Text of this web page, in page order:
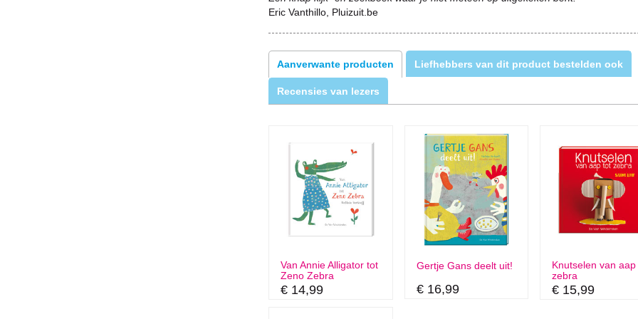
Eric Vanthillo, Pluizuit.be
Aanverwante producten Liefhebbers van dit product bestelden ook
Recensies van lezers
Van Annie Alligator tot
Zeno Zebra
€ 14,99
Gertje Gans deelt uit!
€ 16,99
Knutselen van
zebra
€ 15,99